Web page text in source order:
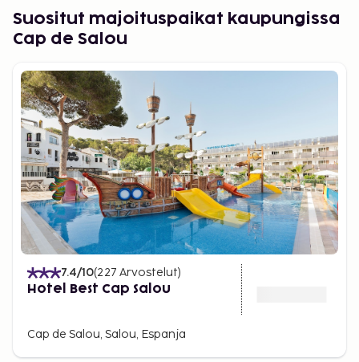
Suositut majoituspaikat kaupungissa
Cap de Salou
7.4/10(227 Arvostelut)
Hotel Best Cap Salou
Cap de Salou, Salou, Espanja